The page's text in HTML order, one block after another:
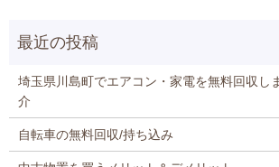
埼玉県川島町でエアコン・家電を無料回収し
介
自転車の無料回収/持ち込み